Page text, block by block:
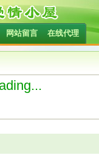
网站留言 在线代理